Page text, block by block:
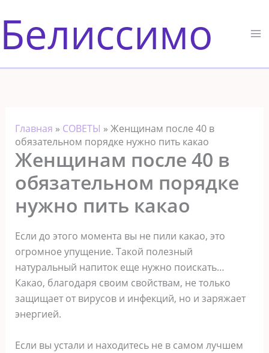
к
содержимому
Белиссимо
Главная » СОВЕТЫ » ​Женщинам после 40 в
обязательном порядке нужно пить какао
​Женщинам после 40 в
обязательном порядке
нужно пить какао
Если до этого момента вы не пили какао, это
огромное упущение. Такой полезный
натуральный напиток еще нужно поискать…
Какао, благодаря своим свойствам, не только
защищает от вирусов и инфекций, но и заряжает
энергией.
Если вы устали и находитесь не в самом лучшем